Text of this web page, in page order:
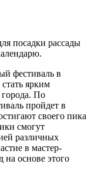
посадки рассады
фестиваль в
ярким
По
пройдет в
своего пика
смогут
различных
в мастер-
на основе этого